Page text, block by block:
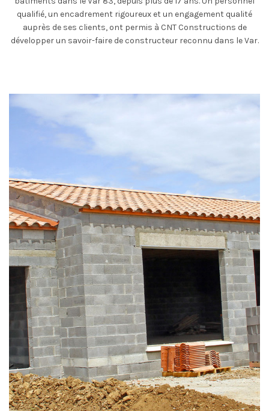
qualifié, un encadrement rigoureux et un engagement qualité
auprès de ses clients, ont permis à CNT Constructions de
développer un savoir-faire de constructeur reconnu dans le Var.